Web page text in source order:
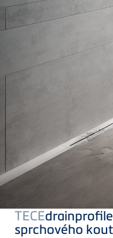
TECE
sprchového